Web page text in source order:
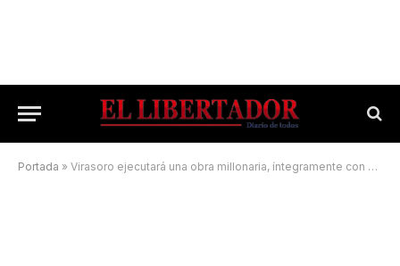
Portada » Virasoro ejecutará una obra millonaria, íntegramente con el aporte de los vecinos